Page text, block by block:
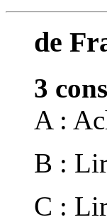
de
3
A :
B :
C :